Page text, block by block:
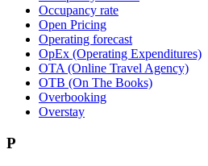
Occupancy rate
Open Pricing
Operating forecast
OpEx (Operating Expenditures)
OTA (Online Travel Agency)
OTB (On The Books)
Overbooking
Overstay
P